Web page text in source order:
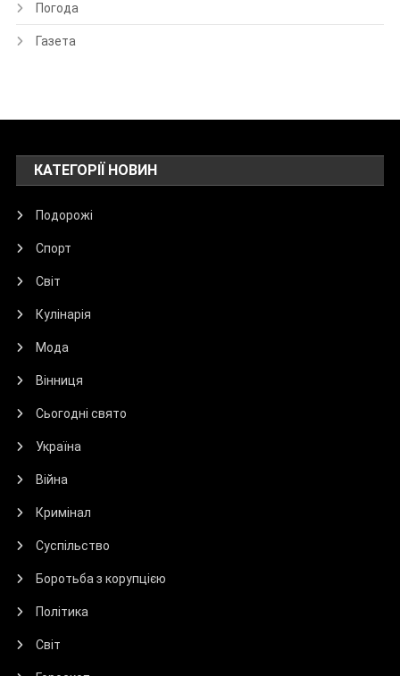
Погода
Газета
КАТЕГОРІЇ НОВИН
Подорожі
Спорт
Світ
Кулінарія
Мода
Вінниця
Сьогодні свято
Україна
Війна
Кримінал
Суспільство
Боротьба з корупцією
Політика
Світ